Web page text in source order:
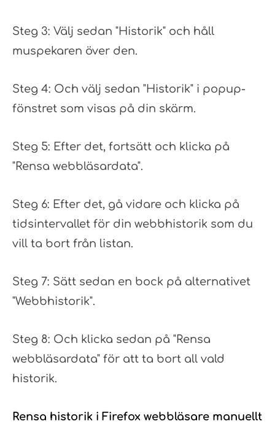
Steg 3: Välj sedan "Historik" och håll
muspekaren över den.
Steg 4: Och välj sedan "Historik" i popup-
fönstret som visas på din skärm.
Steg 5: Efter det, fortsätt och klicka på
"Rensa webbläsardata".
Steg 6: Efter det, gå vidare och klicka på
tidsintervallet för din webbhistorik som du
vill ta bort från listan.
Steg 7: Sätt sedan en bock på alternativet
"Webbhistorik".
Steg 8: Och klicka sedan på "Rensa
webbläsardata" för att ta bort all vald
historik.
Rensa historik i Firefox webbläsare manuellt